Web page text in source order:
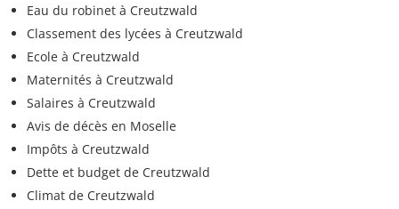
Eau du robinet à Creutzwald
Classement des lycées à Creutzwald
Ecole à Creutzwald
Maternités à Creutzwald
Salaires à Creutzwald
Avis de décès en Moselle
Impôts à Creutzwald
Dette et budget de Creutzwald
Climat de Creutzwald